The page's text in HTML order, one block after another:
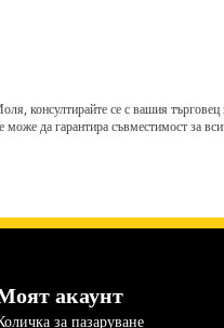
консултирайте се с вашия търговец
да гарантира съвместимост за
акаунт
за пазаруване